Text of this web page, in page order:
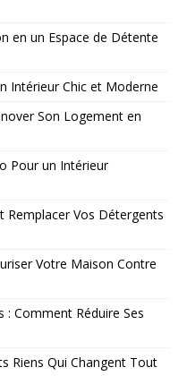
en un Espace de Détente
Intérieur Chic et Moderne
Son Logement en
Pour un Intérieur
Remplacer Vos Détergents
Votre Maison Contre
: Comment Réduire Ses
Riens Qui Changent Tout